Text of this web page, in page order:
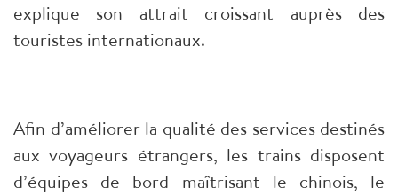
explique son attrait croissant auprès des
touristes internationaux.
Afin d’améliorer la qualité des services destinés
aux voyageurs étrangers, les trains disposent
d’équipes de bord maîtrisant le chinois, le